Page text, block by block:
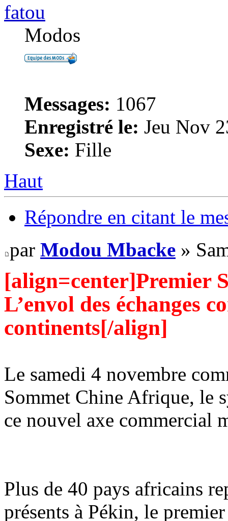
fatou
Modos
Messages: 1067
Enregistré le: Jeu Nov
Sexe: Fille
Haut
Répondre en citant le
par Modou Mbacke »
[align=center]Premier
L’envol des échanges
continents[/align]
Le samedi 4 novembre
Sommet Chine Afrique, le
ce nouvel axe commercial
Plus de 40 pays africains
présents à Pékin, le